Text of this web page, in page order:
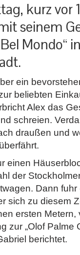
kurz vor
seinem
Mondo“
ein
beliebten
Alex das
schreien.
draußen und
einen
der
Dann
sich zu diesem
ersten Metern,
zur „Olof Palme
berichtet.